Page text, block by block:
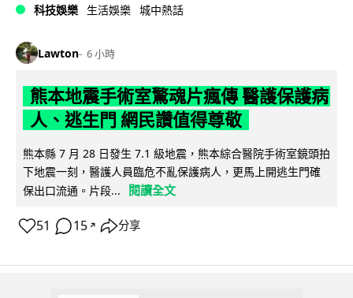
科技娛樂 生活娛樂 城中熱話
Lawton 6 小時
熊本地震手術室驚魂片瘋傳 醫護保護病
人、逃生門 網民讚值得尊敬
熊本縣 7 月 28 日發生 7.1 級地震，熊本綜合醫院手術室鏡頭拍
下地震一刻，醫護人員臨危不亂保護病人，更馬上開逃生門確
保出口流通。片段...
閱讀全文
51 15 ↗ 分享